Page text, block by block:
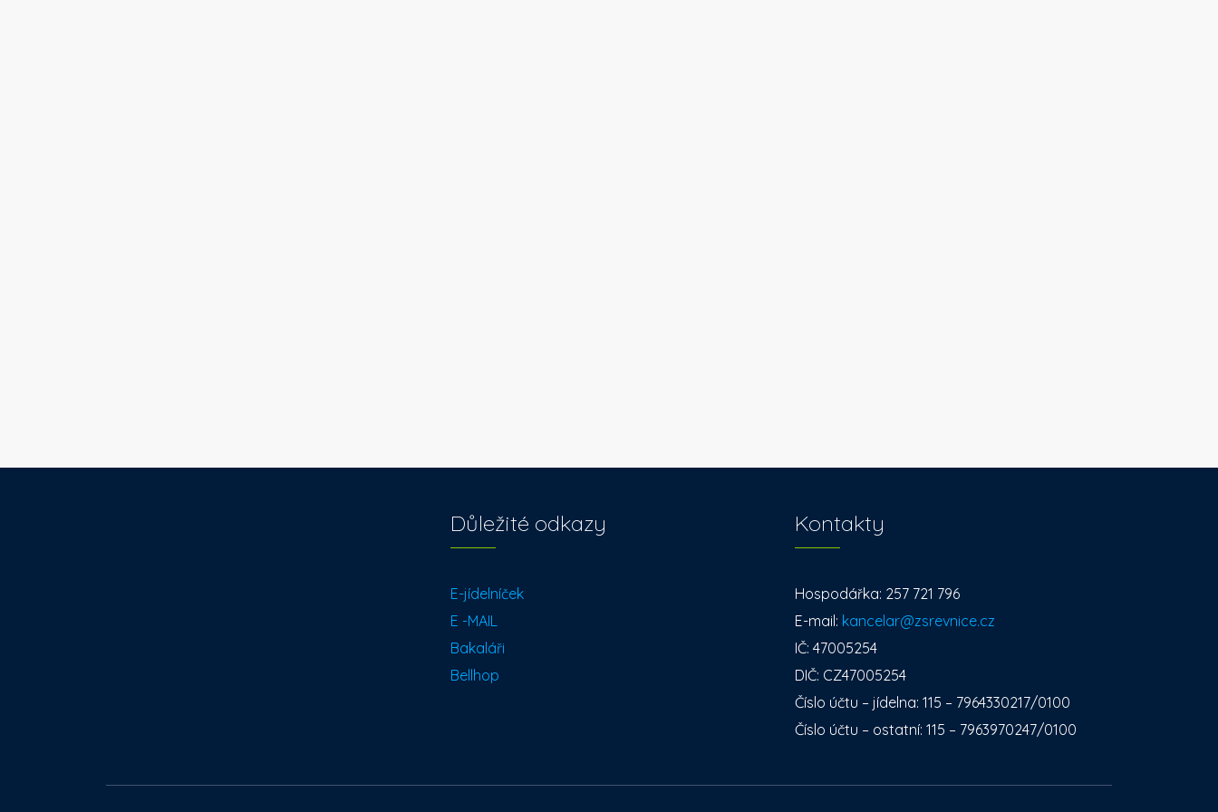
Důležité odkazy
E-jídelníček
E -MAIL
Bakaláři
Bellhop
Kontakty
Hospodářka: 257 721 796
E-mail: kancelar@zsrevnice.cz
IČ: 47005254
DIČ: CZ47005254
Číslo účtu – jídelna: 115 – 7964330217/0100
Číslo účtu – ostatní: 115 – 7963970247/0100